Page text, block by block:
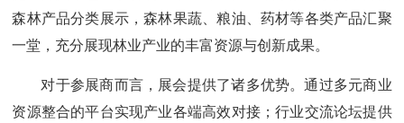
森林产品分类展示，森林果蔬、粮油、药材等各类产品汇聚
一堂，充分展现林业产业的丰富资源与创新成果。
对于参展商而言，展会提供了诸多优势。通过多元商业
资源整合的平台实现产业各端高效对接；行业交流论坛提供